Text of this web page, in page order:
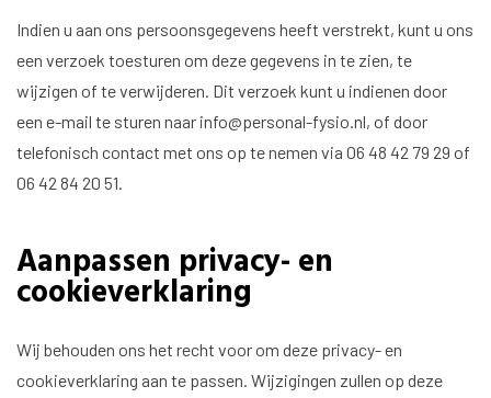
Indien u aan ons persoonsgegevens heeft verstrekt, kunt u ons
een verzoek toesturen om deze gegevens in te zien, te
wijzigen of te verwijderen. Dit verzoek kunt u indienen door
een e-mail te sturen naar info@personal-fysio.nl, of door
telefonisch contact met ons op te nemen via 06 48 42 79 29 of
06 42 84 20 51.
Aanpassen privacy- en
cookieverklaring
Wij behouden ons het recht voor om deze privacy- en
cookieverklaring aan te passen. Wijzigingen zullen op deze